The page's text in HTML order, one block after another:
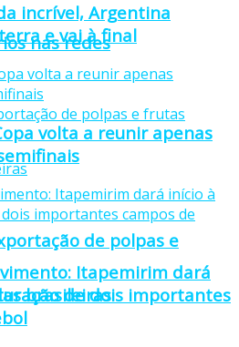
nas redes
de polpas e
brasileiras
incrível, Argentina
e vai à final
volta a reunir apenas
Itapemirim dará
de dois importantes